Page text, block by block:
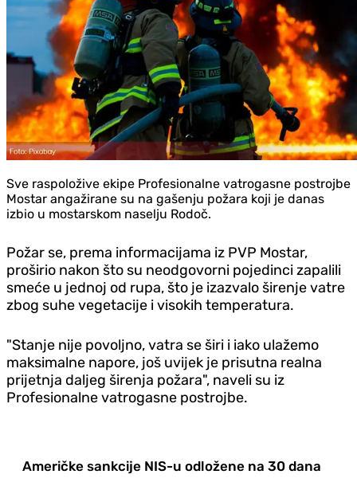
Sve raspoložive ekipe Profesionalne vatrogasne postrojbe
Mostar angažirane su na gašenju požara koji je danas
izbio u mostarskom naselju Rodoč.
Požar se, prema informacijama iz PVP Mostar,
proširio nakon što su neodgovorni pojedinci zapalili
smeće u jednoj od rupa, što je izazvalo širenje vatre
zbog suhe vegetacije i visokih temperatura.
"Stanje nije povoljno, vatra se širi i iako ulažemo
maksimalne napore, još uvijek je prisutna realna
prijetnja daljeg širenja požara", naveli su iz
Profesionalne vatrogasne postrojbe.
Američke sankcije NIS-u odložene na 30 dana